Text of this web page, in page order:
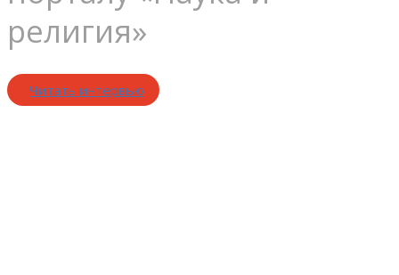
религия»
Читать интервью